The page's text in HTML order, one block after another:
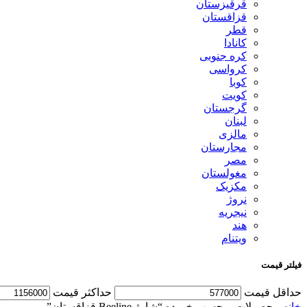
قرقیزستان
قزاقستان
قطر
کانادا
کره جنوبی
کرواسی
کوبا
کویت
گرجستان
لبنان
مالزی
مجارستان
مصر
مغولستان
مکزیک
نروژ
نیجریه
هند
ویتنام
فیلتر قیمت
حداقل قیمت
حداكثر قيمت